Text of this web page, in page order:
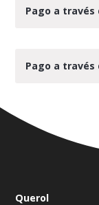
Pago a través
Pago a través
Querol